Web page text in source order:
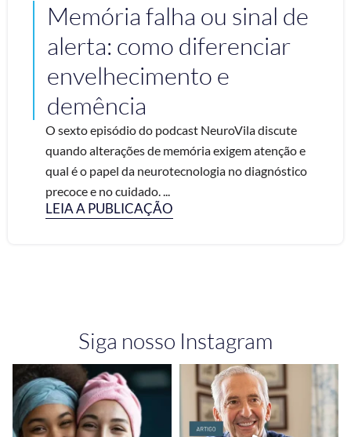
Memória falha ou sinal de
alerta: como diferenciar
envelhecimento e
demência
O sexto episódio do podcast NeuroVila discute
quando alterações de memória exigem atenção e
qual é o papel da neurotecnologia no diagnóstico
precoce e no cuidado. ...
LEIA A PUBLICAÇÃO
Siga nosso Instagram